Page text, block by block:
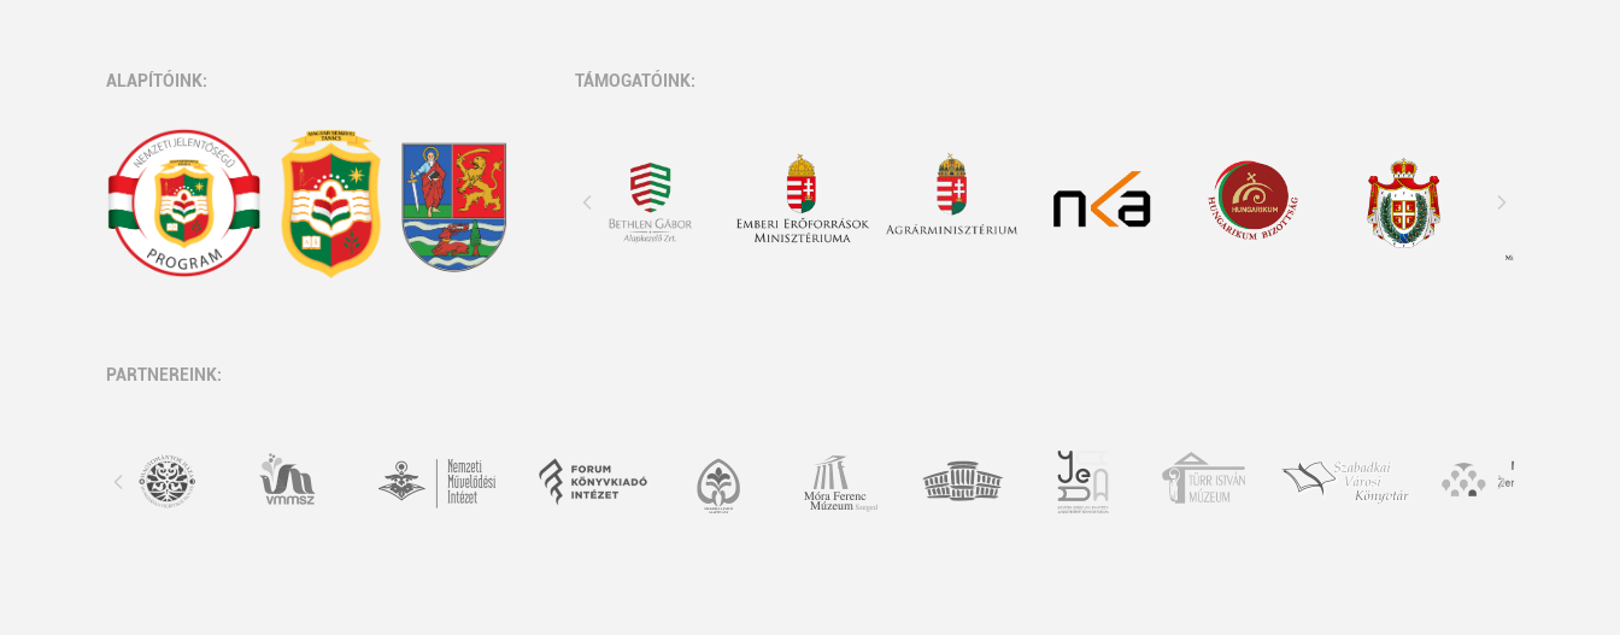
ALAPÍTÓINK: TÁMOGATÓINK:
PARTNEREINK: